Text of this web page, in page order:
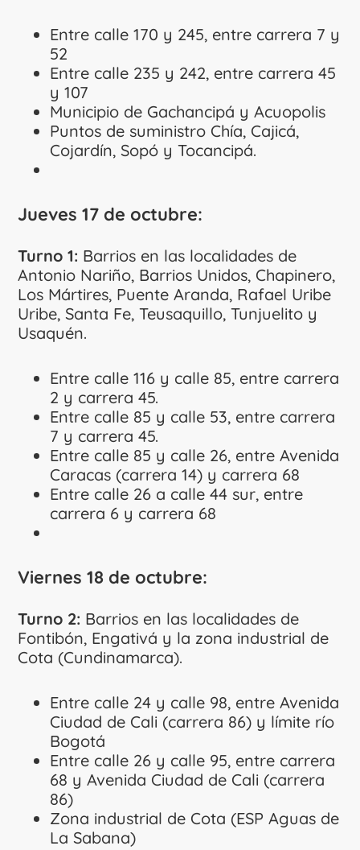
Entre calle 170 y 245, entre carrera 7 y
52
Entre calle 235 y 242, entre carrera 45
y 107
Municipio de Gachancipá y Acuopolis
Puntos de suministro Chía, Cajicá,
Cojardín, Sopó y Tocancipá.
Jueves 17 de octubre:
Turno 1: Barrios en las localidades de
Antonio Nariño, Barrios Unidos, Chapinero,
Los Mártires, Puente Aranda, Rafael Uribe
Uribe, Santa Fe, Teusaquillo, Tunjuelito y
Usaquén.
Entre calle 116 y calle 85, entre carrera
2 y carrera 45.
Entre calle 85 y calle 53, entre carrera
7 y carrera 45.
Entre calle 85 y calle 26, entre Avenida
Caracas (carrera 14) y carrera 68
Entre calle 26 a calle 44 sur, entre
carrera 6 y carrera 68
Viernes 18 de octubre:
Turno 2: Barrios en las localidades de
Fontibón, Engativá y la zona industrial de
Cota (Cundinamarca).
Entre calle 24 y calle 98, entre Avenida
Ciudad de Cali (carrera 86) y límite río
Bogotá
Entre calle 26 y calle 95, entre carrera
68 y Avenida Ciudad de Cali (carrera
86)
Zona industrial de Cota (ESP Aguas de
La Sabana)